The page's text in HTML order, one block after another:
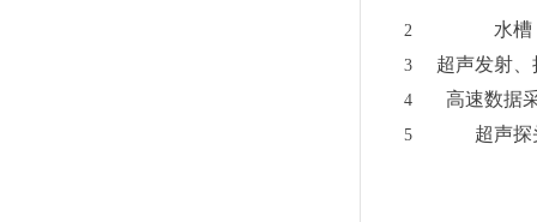
2 水槽
3 超声发射、
4 高速数据
5 超声探